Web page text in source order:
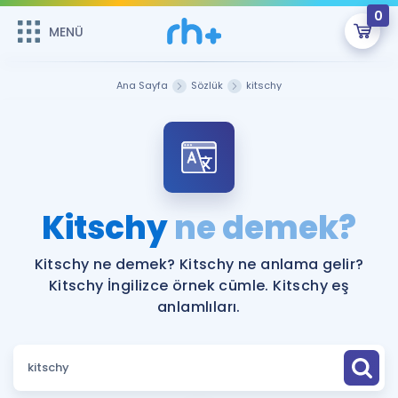
MENÜ
0
Şifremi Hatırlamıyorum
ÜYE DEĞİLİM
Sepetin Şu An Boş.
Remzi Hoca ile seni sınava hazırlayacak onlarca eğitim seni
bekliyor!
MENÜ
Katılımcı Görüşleri
Faydalı Araçlar
Sözlük
Hakkımızda
Ana Sayfa Sözlük kitschy
Kitschyne demek?
Kitschy ne demek? Kitschy ne anlama gelir?
Kitschy İngilizce örnek cümle. Kitschy eş
anlamlıları.